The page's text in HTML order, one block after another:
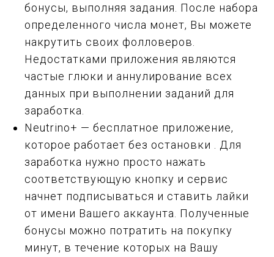
бонусы, выполняя задания. После набора
определенного числа монет, Вы можете
накрутить своих фолловеров.
Недостатками приложения являются
частые глюки и аннулирование всех
данных при выполнении заданий для
заработка.
Neutrino+ — бесплатное приложение,
которое работает без остановки . Для
заработка нужно просто нажать
соответствующую кнопку и сервис
начнет подписываться и ставить лайки
от имени Вашего аккаунта. Полученные
бонусы можно потратить на покупку
минут, в течение которых на Вашу